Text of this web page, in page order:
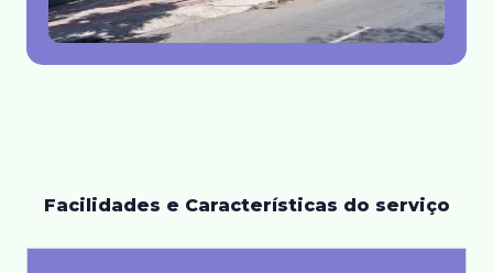
Facilidades e Características do serviço